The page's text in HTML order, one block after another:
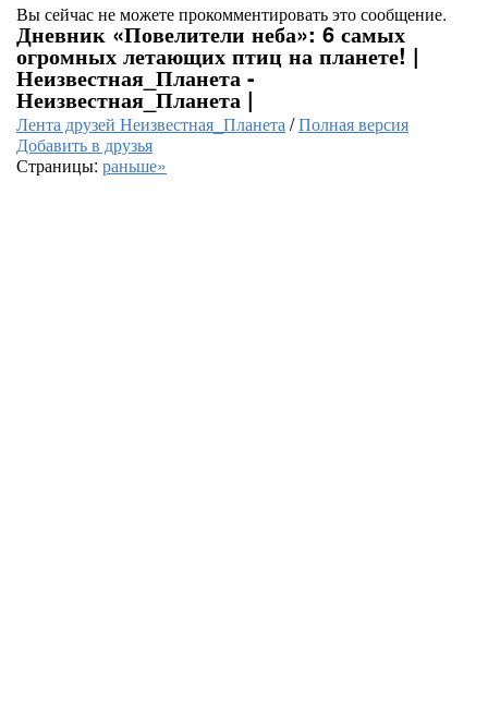
Вы сейчас не можете прокомментировать это сообщение.
Дневник «Повелители неба»: 6 самых
огромных летающих птиц на планете! |
Неизвестная_Планета -
Неизвестная_Планета |
Лента друзей Неизвестная_Планета/Полная версия
Добавить в друзья
Страницы: раньше»